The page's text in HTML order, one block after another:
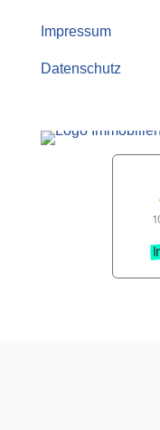
Impressum
Datenschutz